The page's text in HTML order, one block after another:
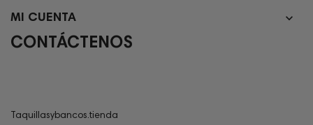
MI CUENTA 
CONTÁCTENOS
Taquillasybancos.tienda